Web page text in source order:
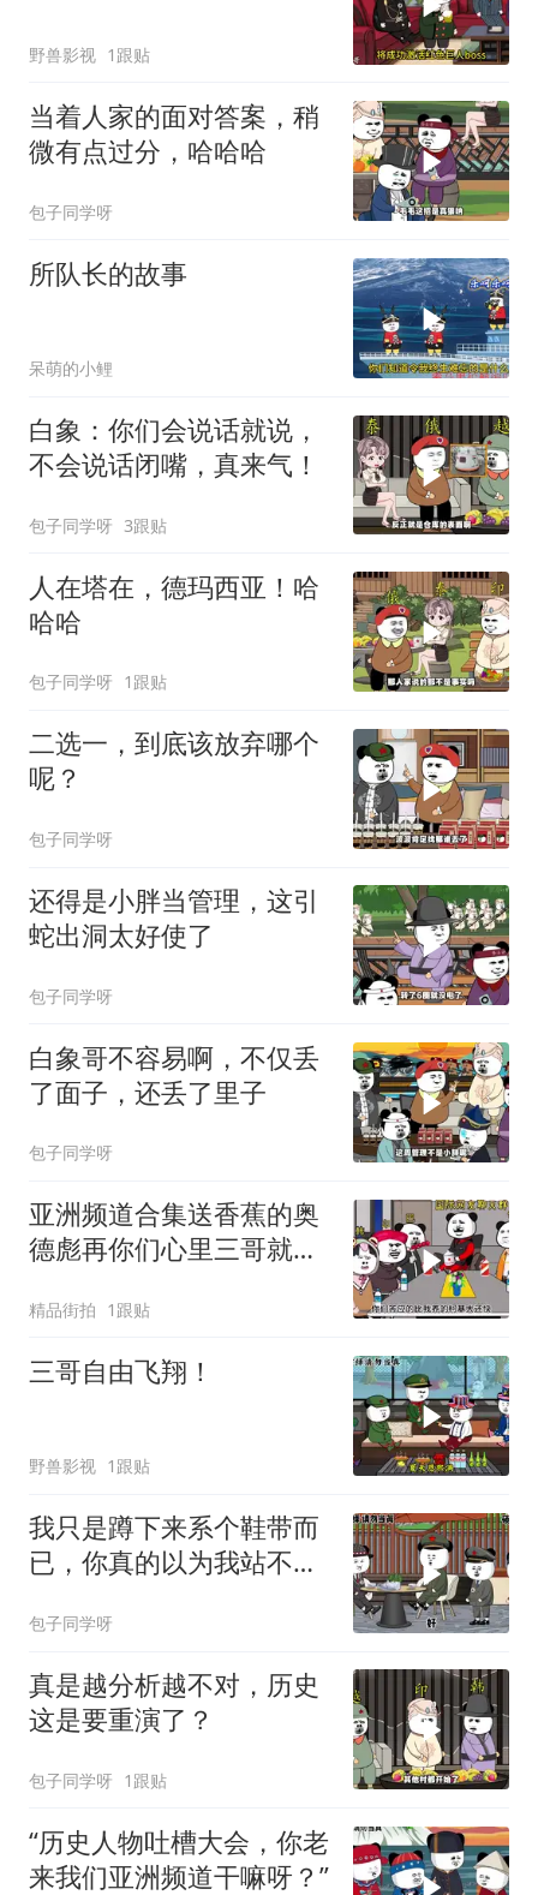
野兽影视 1跟贴
当着人家的面对答案，稍
微有点过分，哈哈哈
包子同学呀
所队长的故事
呆萌的小鲤
白象：你们会说话就说，
不会说话闭嘴，真来气！
包子同学呀 3跟贴
人在塔在，德玛西亚！哈
哈哈
包子同学呀 1跟贴
二选一，到底该放弃哪个
呢？
包子同学呀
还得是小胖当管理，这引
蛇出洞太好使了
包子同学呀
白象哥不容易啊，不仅丢
了面子，还丢了里子
包子同学呀
亚洲频道合集送香蕉的奥
德彪再你们心里三哥就是
精品街拍 1跟贴
三哥自由飞翔！
野兽影视 1跟贴
我只是蹲下来系个鞋带而
已，你真的以为我站不起
包子同学呀
真是越分析越不对，历史
这是要重演了？
包子同学呀 1跟贴
“历史人物吐槽大会，你老
来我们亚洲频道干嘛呀？”